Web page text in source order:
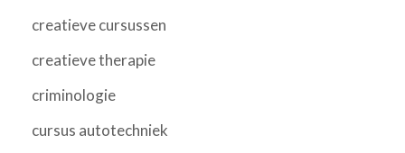
creatieve cursussen
creatieve therapie
criminologie
cursus autotechniek